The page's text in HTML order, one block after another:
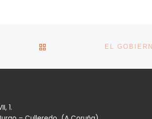
VOLVER A LA LISTA DE
1.